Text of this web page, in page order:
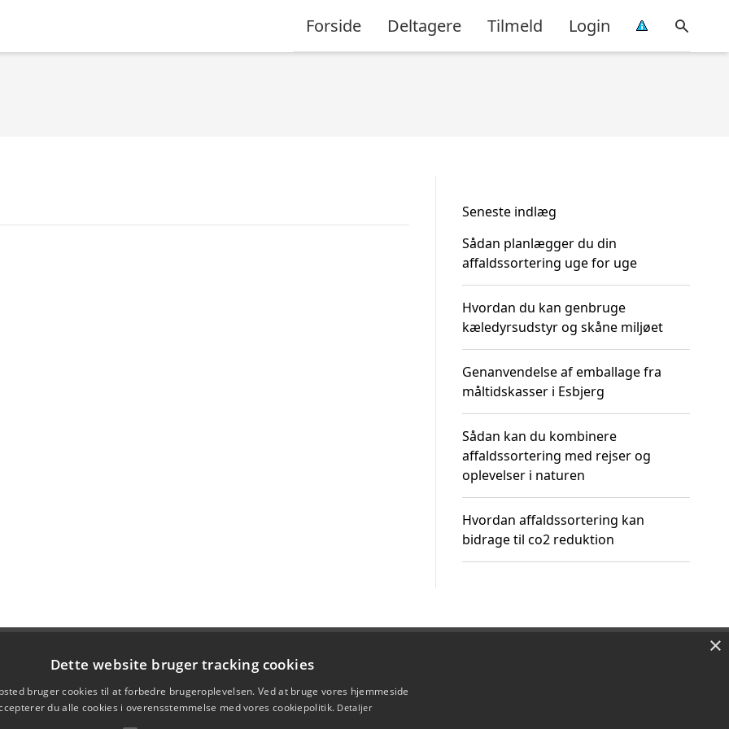
Forside Deltagere Tilmeld Login
Seneste indlæg
Sådan planlægger du din
affaldssortering uge for uge
Hvordan du kan genbruge
kæledyrsudstyr og skåne miljøet
Genanvendelse af emballage fra
måltidskasser i Esbjerg
Sådan kan du kombinere
affaldssortering med rejser og
oplevelser i naturen
Hvordan affaldssortering kan
bidrage til co2 reduktion
×
Dette website bruger tracking cookies
bruger cookies til at forbedre brugeroplevelsen. Ved at bruge vores hjemmeside
du alle cookies i overensstemmelse med vores cookiepolitik. Detaljer